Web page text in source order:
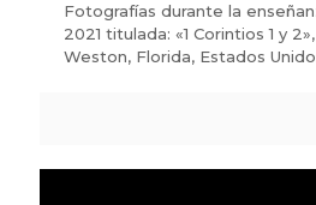
Fotografías durante la
2021 titulada: «1 Corintios 1 y
Weston, Florida, Estados